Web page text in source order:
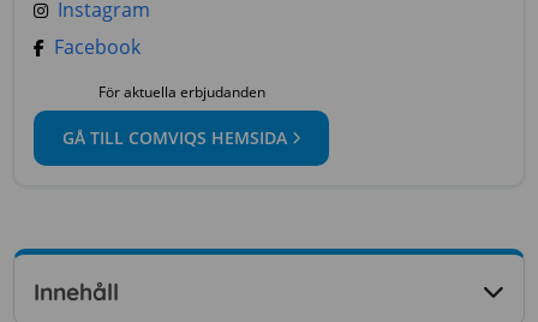
Instagram
Facebook
För aktuella erbjudanden
GÅ TILL COMVIQS HEMSIDA
Innehåll